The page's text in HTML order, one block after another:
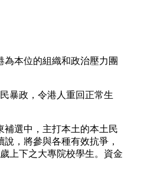
本位的組織和政治壓力團
暴政，令港人重回正常生
補選中，主打本土的本土民
，將參與各種有效抗爭，
上下之大專院校學生。資金